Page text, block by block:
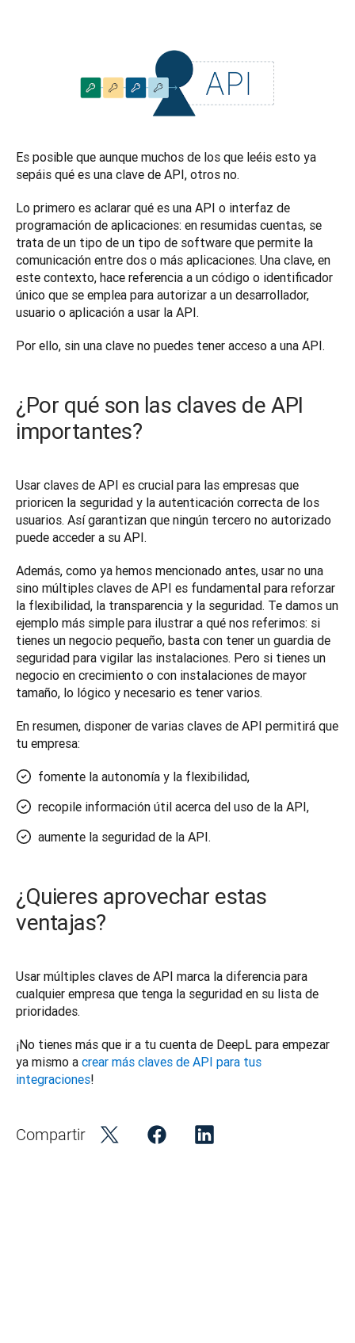
Es posible que aunque muchos de los que leéis esto ya
sepáis qué es una clave de API, otros no.
Lo primero es aclarar qué es una API o interfaz de
programación de aplicaciones: en resumidas cuentas, se
trata de un tipo de un tipo de software que permite la
comunicación entre dos o más aplicaciones. Una clave, en
este contexto, hace referencia a un código o identificador
único que se emplea para autorizar a un desarrollador,
usuario o aplicación a usar la API.
Por ello, sin una clave no puedes tener acceso a una API.
¿Por qué son las claves de API
importantes?
Usar claves de API es crucial para las empresas que
prioricen la seguridad y la autenticación correcta de los
usuarios. Así garantizan que ningún tercero no autorizado
puede acceder a su API.
Además, como ya hemos mencionado antes, usar no una
sino múltiples claves de API es fundamental para reforzar
la flexibilidad, la transparencia y la seguridad. Te damos un
ejemplo más simple para ilustrar a qué nos referimos: si
tienes un negocio pequeño, basta con tener un guardia de
seguridad para vigilar las instalaciones. Pero si tienes un
negocio en crecimiento o con instalaciones de mayor
tamaño, lo lógico y necesario es tener varios.
En resumen, disponer de varias claves de API permitirá que
tu empresa:
fomente la autonomía y la flexibilidad,
recopile información útil acerca del uso de la API,
aumente la seguridad de la API.
¿Quieres aprovechar estas
ventajas?
Usar múltiples claves de API marca la diferencia para
cualquier empresa que tenga la seguridad en su lista de
prioridades.
¡No tienes más que ir a tu cuenta de DeepL para empezar
ya mismo a crear más claves de API para tus
integraciones!
Compartir